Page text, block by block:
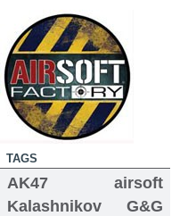
TAGS
AK47
airsoft
Kalashnikov
G&G